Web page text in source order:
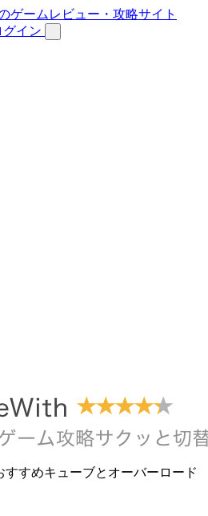
グイン
すすめキューブとオーバーロード